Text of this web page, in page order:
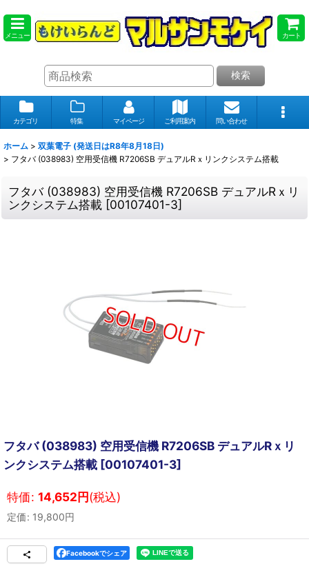
メニュー カート
検索
カテゴリ 特集 マイページ ご利用案内 問い合わせ
ホーム > 双葉電子 (発送日はR8年8月18日)
> フタバ (038983) 空用受信機 R7206SB デュアルRｘリンクシステム搭載
フタバ (038983) 空用受信機 R7206SB デュアルRｘリ
ンクシステム搭載 [00107401-3]
フタバ (038983) 空用受信機 R7206SB デュアルRｘリ
ンクシステム搭載 [00107401-3]
特価: 14,652円(税込)
定価: 19,800円
Facebookでシェア